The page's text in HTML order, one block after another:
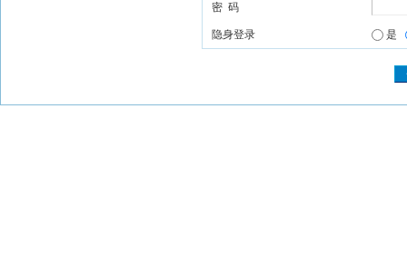
密 码
隐身登录 是